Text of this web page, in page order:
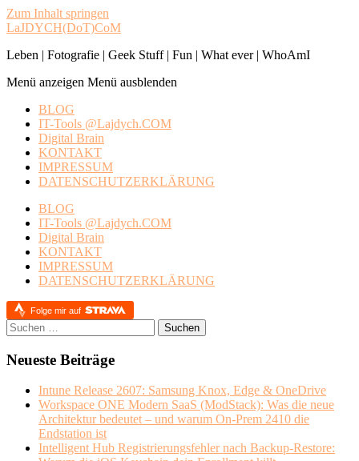
Zum Inhalt springen
LaJDYCH(DoT)CoM
Leben | Fotografie | Geek Stuff | Fun | What ever | WhoAmI
Menü anzeigen Menü ausblenden
BLOG
IT-Tools @Lajdych.COM
Digital Brain
KONTAKT
IMPRESSUM
DATENSCHUTZERKLÄRUNG
BLOG
IT-Tools @Lajdych.COM
Digital Brain
KONTAKT
IMPRESSUM
DATENSCHUTZERKLÄRUNG
Folge mir auf
Suchen
nach:
Neueste Beiträge
Intune Release 2607: Samsung Knox, Edge & OneDrive
Workspace ONE Modern SaaS (ModStack): Was die neue
Architektur bedeutet – und warum On-Prem 2410 die
Endstation ist
Intelligent Hub Registrierungsfehler nach Backup-Restore: